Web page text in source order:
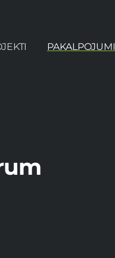
PAKALPOJUMI